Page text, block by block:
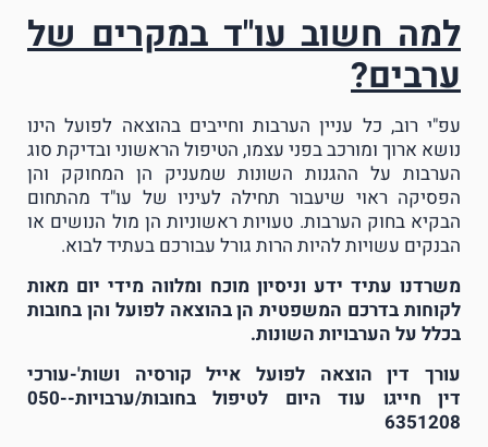
למה חשוב עו"ד במקרים של
ערבים?
עפ"י רוב, כל עניין הערבות וחייבים בהוצאה לפועל הינו
נושא ארוך ומורכב בפני עצמו, הטיפול הראשוני ובדיקת סוג
הערבות על ההגנות השונות שמעניק הן המחוקק והן
הפסיקה ראוי שיעבור תחילה לעיניו של עו"ד מהתחום
הבקיא בחוק הערבות. טעויות ראשוניות הן מול הנושים או
הבנקים עשויות להיות הרות גורל עבורכם בעתיד לבוא.
משרדנו עתיד ידע וניסיון מוכח ומלווה מידי יום מאות
לקוחות בדרכם המשפטית הן בהוצאה לפועל והן בחובות
בכלל על הערבויות השונות.
עורך דין הוצאה לפועל אייל קורסיה ושות'-עורכי
דין
חייגו עוד היום לטיפול בחובות/ערבויות-050-
6351208